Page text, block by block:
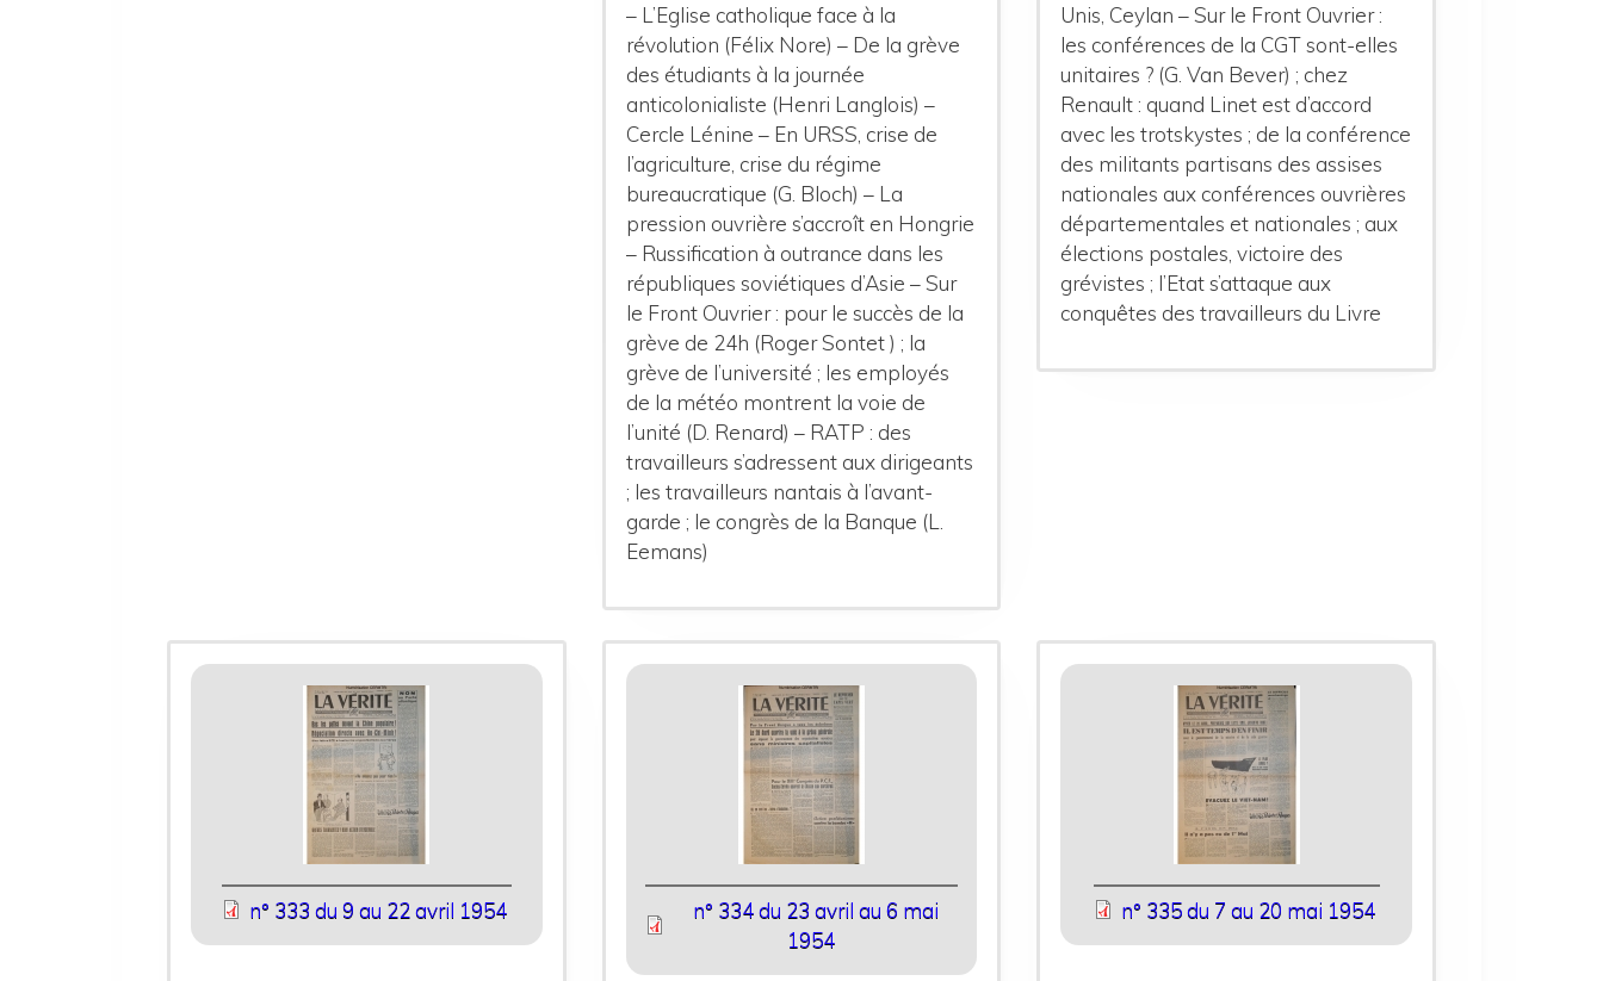
– L’Eglise catholique face à la
révolution (Félix Nore) – De la grève
des étudiants à la journée
anticolonialiste (Henri Langlois) –
Cercle Lénine – En URSS, crise de
l’agriculture, crise du régime
bureaucratique (G. Bloch) – La
pression ouvrière s’accroît en Hongrie
– Russification à outrance dans les
républiques soviétiques d’Asie – Sur
le Front Ouvrier : pour le succès de la
grève de 24h (Roger Sontet ) ; la
grève de l’université ; les employés
de la météo montrent la voie de
l’unité (D. Renard) – RATP : des
travailleurs s’adressent aux dirigeants
; les travailleurs nantais à l’avant-
garde ; le congrès de la Banque (L.
Eemans)
Unis, Ceylan – Sur le Front Ouvrier :
les conférences de la CGT sont-elles
unitaires ? (G. Van Bever) ; chez
Renault : quand Linet est d’accord
avec les trotskystes ; de la conférence
des militants partisans des assises
nationales aux conférences ouvrières
départementales et nationales ; aux
élections postales, victoire des
grévistes ; l’Etat s’attaque aux
conquêtes des travailleurs du Livre
n° 333 du 9 au 22 avril 1954
n° 334 du 23 avril au 6 mai
1954
n° 335 du 7 au 20 mai 1954